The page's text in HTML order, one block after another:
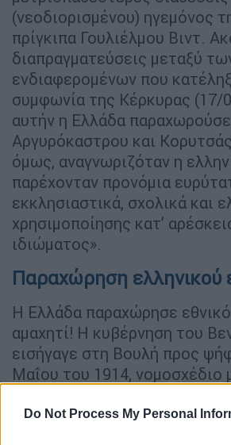
Do Not Process My Personal
(νεοδιορισμένου) ηγεμόνος
πρίγκιπα Γουλιέλμου Βιντ.
διαπραγματεύσεις μεταξύ
ενδιαφερομένων που
συμφωνία της Κέρκυρας (17/
αυτήν η Ελλάδα παραχωρούσε
Αργυρόκαστρου και
όμως, αναγνωριζόταν η
παρέχονταν προνόμια
εκκλησιαστικά, σχολικά και
χρησιμοποίησης κατ’
ιδιώματος».
Παραχώρηση ελληνικού
Η Ελλάδα παραχώρησε
αμαχητί! Η κυβέρνηση του
εισήγαγε στη Βουλή προς
Μαΐου του 1914, νομοσχέδιο
άρθρο να αναφέρει:
Κυβέρνησιν η εις την